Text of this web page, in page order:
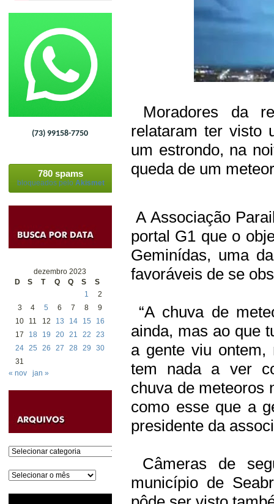
(73) 99158-7750
780 spams
bloqueados pelo Akismet
dezembro 2023
D
S T Q Q S
S
1
2
3
4 5 6 7 8
9
10
11 12 13 14 15
16
17
18 19 20 21 22
23
24 25 26 27 28 29
30
31
« nov
jan »
Categorias
Arquivos
Moradores da
relataram ter visto
um estrondo, na
queda de um
A Associação
portal G1 que o
Geminídas, uma
favoráveis de se
“A chuva de
ainda, mas ao que
a gente viu ontem,
tem nada a ver
chuva de meteoros
como esse que a
presidente da
Câmeras de
município de